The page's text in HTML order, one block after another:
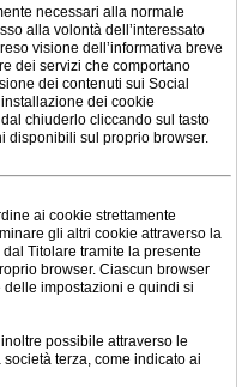
necessari alla normale
alla volontà dell’interessato
visione dell’informativa breve
dei servizi che comportano
dei contenuti sui Social
dei cookie
chiuderlo cliccando sul tasto
disponibili sul proprio browser.
ai cookie strettamente
gli altri cookie attraverso la
Titolare tramite la presente
browser. Ciascun browser
impostazioni e quindi si
possibile attraverso le
terza, come indicato ai